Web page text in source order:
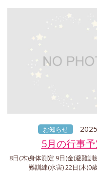
お知らせ
5月の行事
8日(木)身体測定 9日(金)避難訓
難訓練(水害) 22日(木)0